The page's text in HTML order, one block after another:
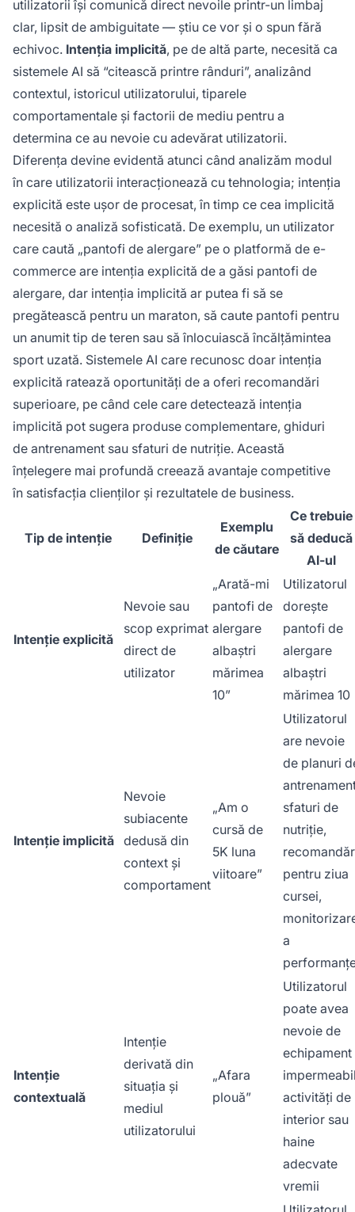
utilizatorii își comunică direct nevoile printr-un limbaj
clar, lipsit de ambiguitate — știu ce vor și o spun fără
echivoc. Intenția implicită, pe de altă parte, necesită ca
sistemele AI să “citească printre rânduri”, analizând
contextul, istoricul utilizatorului, tiparele
comportamentale și factorii de mediu pentru a
determina ce au nevoie cu adevărat utilizatorii.
Diferența devine evidentă atunci când analizăm modul
în care utilizatorii interacționează cu tehnologia; intenția
explicită este ușor de procesat, în timp ce cea implicită
necesită o analiză sofisticată. De exemplu, un utilizator
care caută „pantofi de alergare” pe o platformă de e-
commerce are intenția explicită de a găsi pantofi de
alergare, dar intenția implicită ar putea fi să se
pregătească pentru un maraton, să caute pantofi pentru
un anumit tip de teren sau să înlocuiască încălțămintea
sport uzată. Sistemele AI care recunosc doar intenția
explicită ratează oportunități de a oferi recomandări
superioare, pe când cele care detectează intenția
implicită pot sugera produse complementare, ghiduri
de antrenament sau sfaturi de nutriție. Această
înțelegere mai profundă creează avantaje competitive
în satisfacția clienților și rezultatele de business.
Tip de intenție Definiție
Exemplu
de căutare
Ce trebuie
să deducă
AI-ul
Intenție explicită
Nevoie sau
scop exprimat
direct de
utilizator
„Arată-mi
pantofi de
alergare
albaștri
mărimea
10”
Utilizatorul
dorește
pantofi de
alergare
albaștri
mărimea 10
Intenție implicită
Nevoie
subiacente
dedusă din
context și
comportament
„Am o
cursă de
5K luna
viitoare”
Utilizatorul
are nevoie
de planuri
sfaturi de
nutriție,
pentru ziua
cursei,
a
Intenție
contextuală
Intenție
derivată din
situația și
mediul
utilizatorului
„Afara
plouă”
Utilizatorul
poate avea
nevoie de
echipament
activități de
interior sau
haine
adecvate
vremii